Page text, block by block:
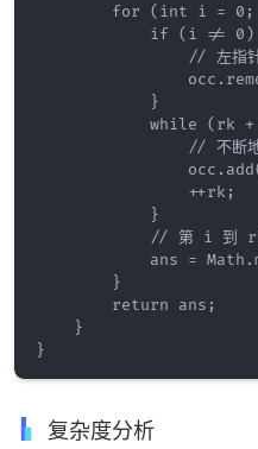
for (int i =
if (i != 0)
// 左指针
            }
while (rk
// 不断地
                ++rk;
            }
// 第 i 到 rk
ans =
        }
        return ans;
    }
复杂度分析